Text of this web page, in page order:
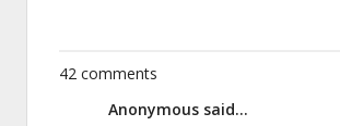
42 comments
Anonymous said...